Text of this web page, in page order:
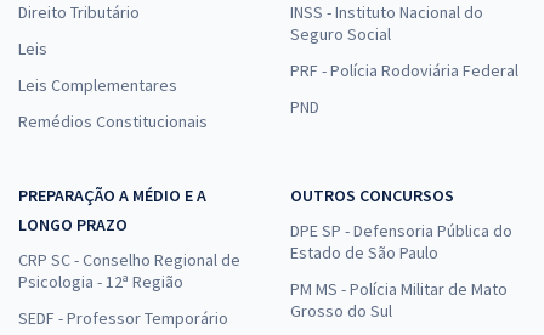
Direito Tributário
Leis
Leis Complementares
Remédios Constitucionais
INSS - Instituto Nacional do
Seguro Social
PRF - Polícia Rodoviária Federal
PND
PREPARAÇÃO A MÉDIO E A
LONGO PRAZO
CRP SC - Conselho Regional de
Psicologia - 12ª Região
SEDF - Professor Temporário
OUTROS CONCURSOS
DPE SP - Defensoria Pública do
Estado de São Paulo
PM MS - Polícia Militar de Mato
Grosso do Sul